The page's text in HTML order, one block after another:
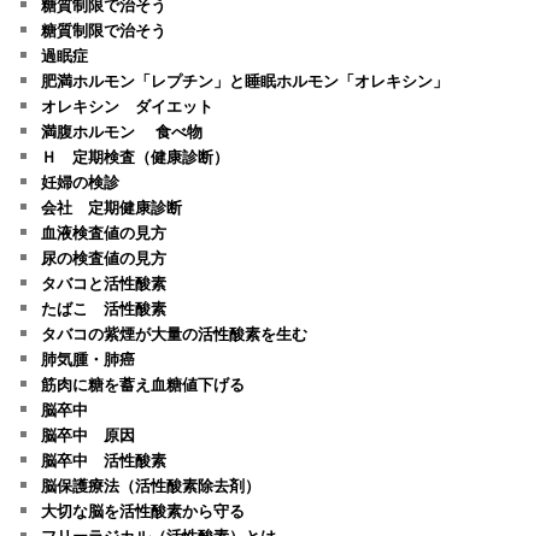
糖質制限で治そう
過眠症
肥満ホルモン「レプチン」と睡眠ホルモン「オレキシン」
オレキシン ダイエット
満腹ホルモン 食べ物
Ｈ 定期検査（健康診断）
妊婦の検診
会社 定期健康診断
血液検査値の見方
尿の検査値の見方
タバコと活性酸素
たばこ 活性酸素
タバコの紫煙が大量の活性酸素を生む
肺気腫・肺癌
筋肉に糖を蓄え血糖値下げる
脳卒中
脳卒中 原因
脳卒中 活性酸素
脳保護療法（活性酸素除去剤）
大切な脳を活性酸素から守る